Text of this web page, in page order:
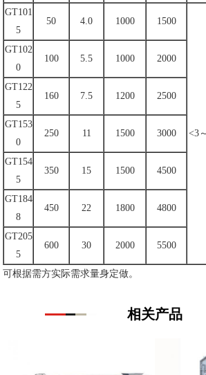
GT101
5
50 4.0 1000 1500
<3
GT102
0
100 5.5 1000 2000
GT122
5
160 7.5 1200 2500
GT153
0
250 11 1500 3000
GT154
5
350 15 1500 4500
GT184
8
450 22 1800 4800
GT205
5
600 30 2000 5500
可根据需方实际需求量身定做。
相关产品